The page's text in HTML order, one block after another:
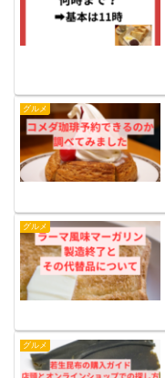
グルメ
グルメ
グルメ